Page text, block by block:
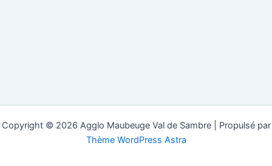
Copyright © 2026 Agglo Maubeuge Val de Sambre | Propulsé par
Thème WordPress Astra